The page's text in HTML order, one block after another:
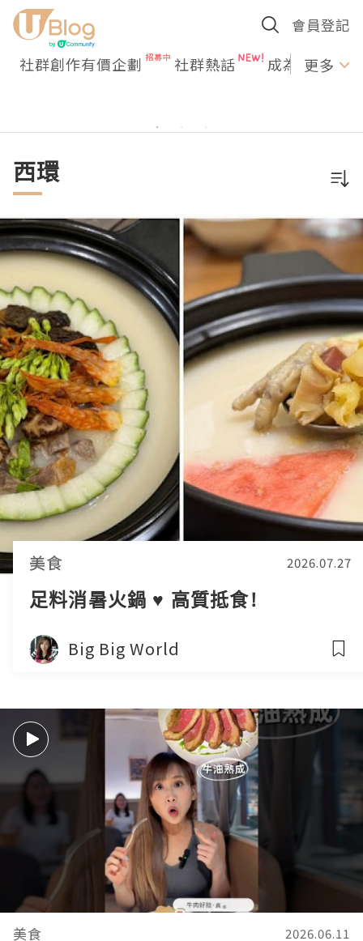
會員登記
社群創作有價企劃 社群熱話 成為U更多
西環
美食 2026.07.27
足料消暑火鍋 ♥ 高質抵食!
Big Big World
美食 2026.06.11